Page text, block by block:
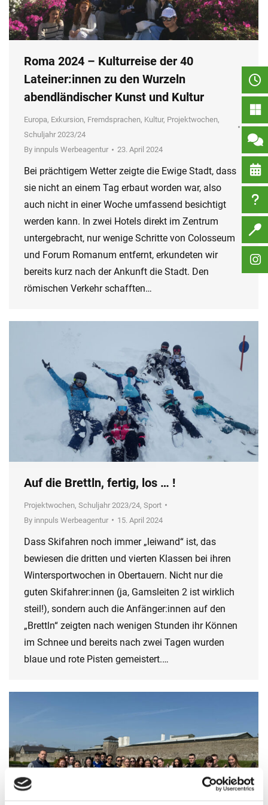
Roma 2024 – Kulturreise der 40
Lateiner:innen zu den Wurzeln
abendländischer Kunst und Kultur
Europa, Exkursion, Fremdsprachen, Kultur, Projektwochen,
Schuljahr 2023/24
By innpuls Werbeagentur 23. April 2024
Bei prächtigem Wetter zeigte die Ewige Stadt, dass
sie nicht an einem Tag erbaut worden war, also
auch nicht in einer Woche umfassend besichtigt
werden kann. In zwei Hotels direkt im Zentrum
untergebracht, nur wenige Schritte von Colosseum
und Forum Romanum entfernt, erkundeten wir
bereits kurz nach der Ankunft die Stadt. Den
römischen Verkehr schafften…
Auf die Brettln, fertig, los … !
Projektwochen, Schuljahr 2023/24, Sport
By innpuls Werbeagentur 15. April 2024
Dass Skifahren noch immer „leiwand“ ist, das
bewiesen die dritten und vierten Klassen bei ihren
Wintersportwochen in Obertauern. Nicht nur die
guten Skifahrer:innen (ja, Gamsleiten 2 ist wirklich
steil!), sondern auch die Anfänger:innen auf den
„Brettln“ zeigten nach wenigen Stunden ihr Können
im Schnee und bereits nach zwei Tagen wurden
blaue und rote Pisten gemeistert.…